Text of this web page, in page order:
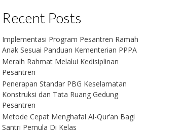
Recent Posts
Implementasi Program Pesantren Ramah
Anak Sesuai Panduan Kementerian PPPA
Meraih Rahmat Melalui Kedisiplinan
Pesantren
Penerapan Standar PBG Keselamatan
Konstruksi dan Tata Ruang Gedung
Pesantren
Metode Cepat Menghafal Al-Qur’an Bagi
Santri Pemula Di Kelas